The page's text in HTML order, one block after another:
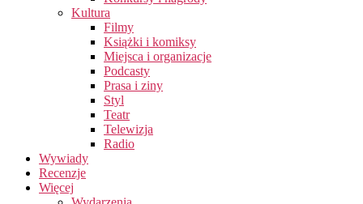
Kultura
Filmy
Książki i komiksy
Miejsca i organizacje
Podcasty
Prasa i ziny
Styl
Teatr
Telewizja
Radio
Wywiady
Recenzje
Więcej